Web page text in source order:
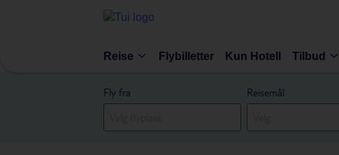
Reise Flybilletter Kun Hotell Tilbud
Fly fra
Reisemål